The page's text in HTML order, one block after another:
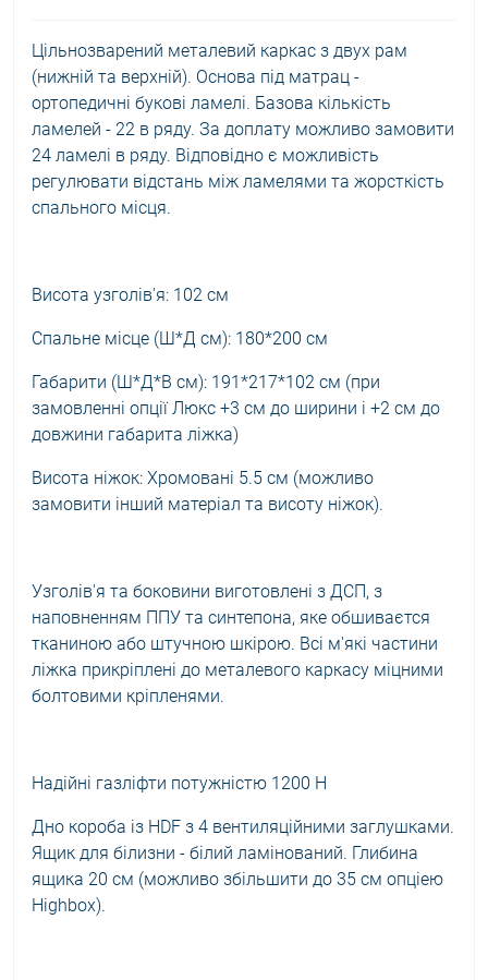
Цільнозварений металевий каркас з двух рам
(нижній та верхній). Основа під матрац -
ортопедичні букові ламелі. Базова кількість
ламелей - 22 в ряду. За доплату можливо замовити
24 ламелі в ряду. Відповідно є можливість
регулювати відстань між ламелями та жорсткість
спального місця.
Висота узголів'я: 102 см
Спальне місце (Ш*Д см): 180*200 см
Габарити (Ш*Д*В см): 191*217*102 см (при
замовленні опції Люкс +3 см до ширини і +2 см до
довжини габарита ліжка)
Висота ніжок: Хромовані 5.5 см (можливо
замовити інший матеріал та висоту ніжок).
Узголів'я та боковини виготовлені з ДСП, з
наповненням ППУ та синтепона, яке обшиваєтся
тканиною або штучною шкірою. Всі м'які частини
ліжка прикріплені до металевого каркасу міцними
болтовими кріпленями.
Надійні газліфти потужністю 1200 Н
Дно короба із HDF з 4 вентиляційними заглушками.
Ящик для білизни - білий ламінований. Глибина
ящика 20 см (можливо збільшити до 35 см опціею
Highbox).